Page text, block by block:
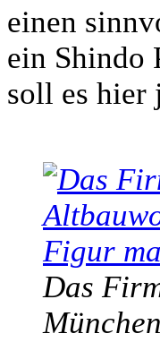
einen
ein Shindo
soll es hier
Das